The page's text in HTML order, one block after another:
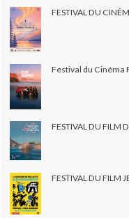
FESTIVAL DU
Festival du Cinéma
FESTIVAL DU FILM
FESTIVAL DU FILM